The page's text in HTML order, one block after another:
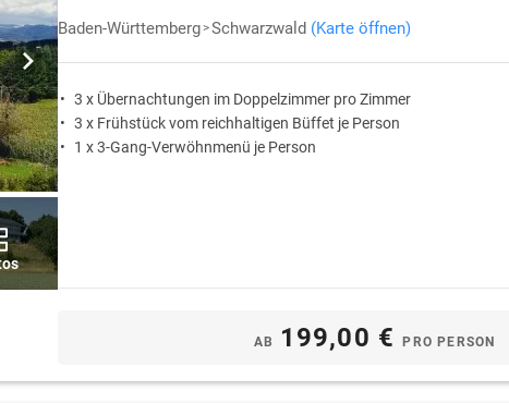
Baden-Württemberg Schwarzwald (Karte öffnen)
3 x Übernachtungen im Doppelzimmer pro Zimmer
3 x Frühstück vom reichhaltigen Büffet je Person
1 x 3-Gang-Verwöhnmenü je Person
AB 199,00 €PRO PERSON